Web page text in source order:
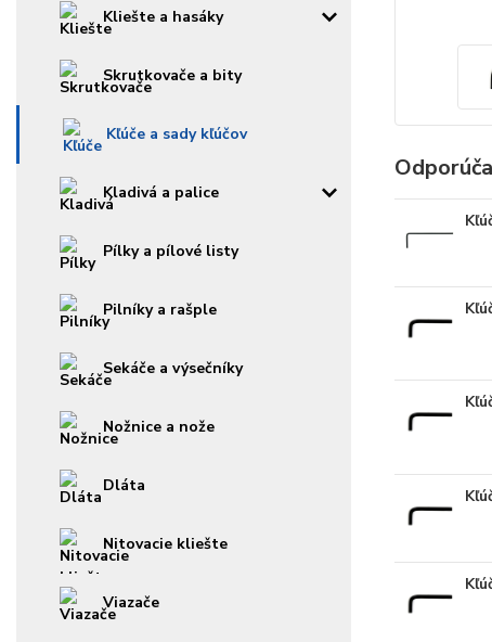
Kliešte a hasáky
Skrutkovače a bity
Kľúče a sady kľúčov
Kladivá a palice
Pílky a pílové listy
Pilníky a rašple
Sekáče a výsečníky
Nožnice a nože
Dláta
Nitovacie kliešte
Viazače